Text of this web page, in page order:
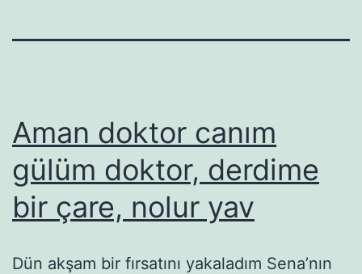
Aman doktor canım
gülüm doktor, derdime
bir çare, nolur yav
Dün akşam bir fırsatını yakaladım Sena’nın